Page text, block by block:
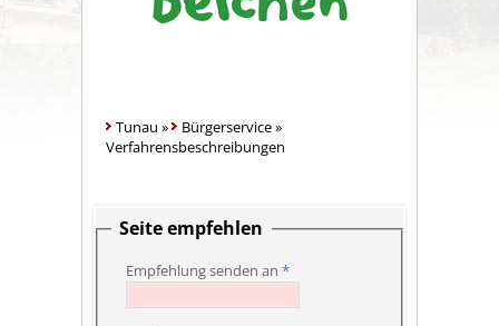
Tunau » Bürgerservice»
Verfahrensbeschreibungen
Seite empfehlen
Empfehlung senden an *